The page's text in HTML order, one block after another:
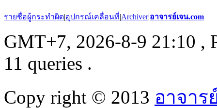
รายชื่อผู้กระทำผิด|อุปกรณ์เคลื่อนที่|Archiver|อาจารย์เจน.com
GMT+7, 2026-8-9 21:10 ,
11 queries .
Copy right © 2013 อาจาร